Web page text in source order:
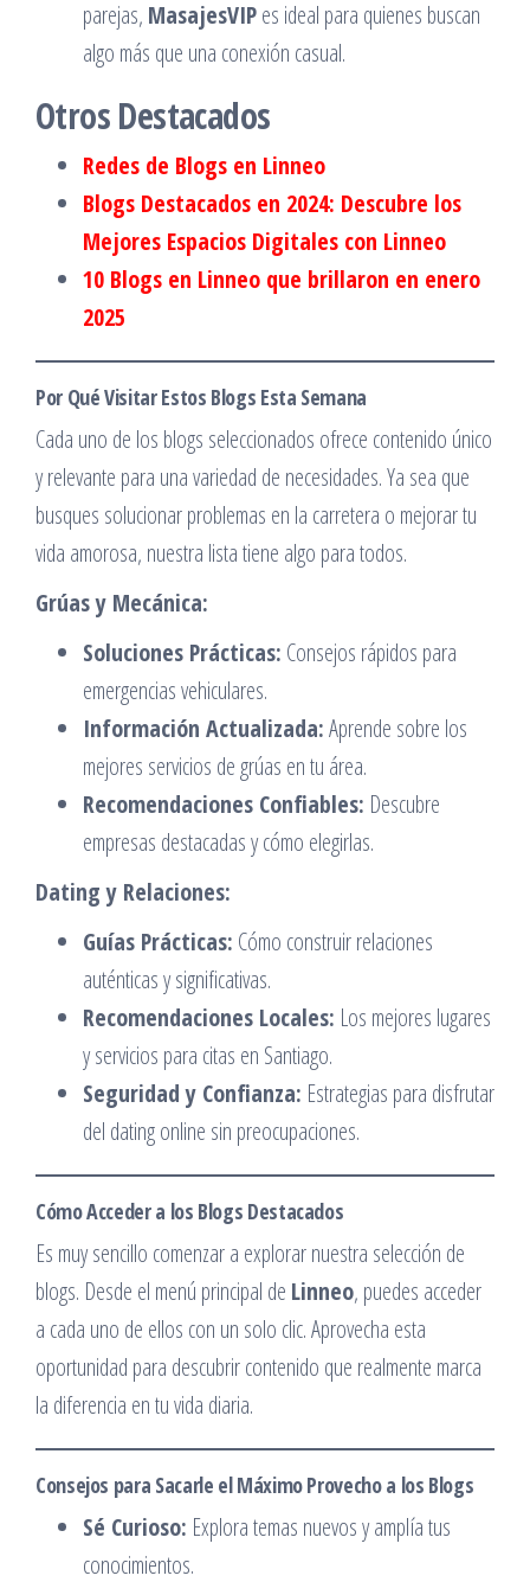
parejas, MasajesVIPes ideal para quienes buscan
algo más que una conexión casual.
Otros Destacados
Redes de Blogs en Linneo
Blogs Destacados en 2024: Descubre los
Mejores Espacios Digitales con Linneo
10 Blogs en Linneo que brillaron en enero
2025
Por Qué Visitar Estos Blogs Esta Semana
Cada uno de los blogs seleccionados ofrece contenido único
y relevante para una variedad de necesidades. Ya sea que
busques solucionar problemas en la carretera o mejorar tu
vida amorosa, nuestra lista tiene algo para todos.
Grúas y Mecánica:
Soluciones Prácticas: Consejos rápidos para
emergencias vehiculares.
Información Actualizada:Aprende sobre los
mejores servicios de grúas en tu área.
Recomendaciones Confiables: Descubre
empresas destacadas y cómo elegirlas.
Dating y Relaciones:
Guías Prácticas: Cómo construir relaciones
auténticas y significativas.
Recomendaciones Locales: Los mejores lugares
y servicios para citas en Santiago.
Seguridad y Confianza: Estrategias para disfrutar
del dating online sin preocupaciones.
Cómo Acceder a los Blogs Destacados
Es muy sencillo comenzar a explorar nuestra selección de
blogs. Desde el menú principal de Linneo, puedes acceder
a cada uno de ellos con un solo clic. Aprovecha esta
oportunidad para descubrir contenido que realmente marca
la diferencia en tu vida diaria.
Consejos para Sacarle el Máximo Provecho a los Blogs
Sé Curioso: Explora temas nuevos y amplía tus
conocimientos.